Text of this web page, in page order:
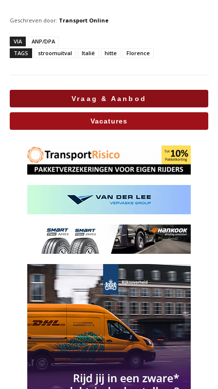
Geschreven door: Transport Online
VIA
ANP/DPA
TAGS
stroomuitval Italië hitte Florence
Vraag & Aanbod
Vacatures